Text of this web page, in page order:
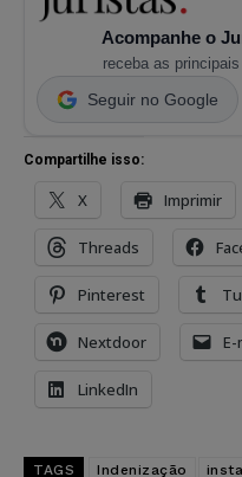
Acompanhe o
receba as
Seguir no Google
Compartilhe isso:
X Imprimir
Threads
Pinterest
Nextdoor E-
LinkedIn
TAGS Indenização